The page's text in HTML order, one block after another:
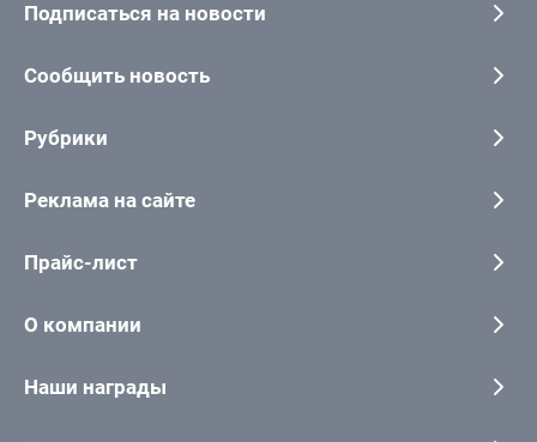
Подписаться на новости
Сообщить новость
Рубрики
Реклама на сайте
Прайс-лист
О компании
Наши награды